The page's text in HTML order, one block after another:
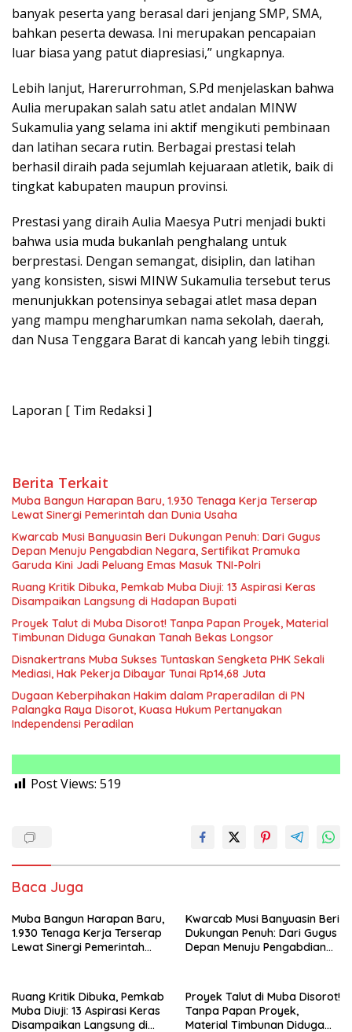
banyak peserta yang berasal dari jenjang SMP, SMA,
bahkan peserta dewasa. Ini merupakan pencapaian
luar biasa yang patut diapresiasi,” ungkapnya.
Lebih lanjut, Harerurrohman, S.Pd menjelaskan bahwa
Aulia merupakan salah satu atlet andalan MINW
Sukamulia yang selama ini aktif mengikuti pembinaan
dan latihan secara rutin. Berbagai prestasi telah
berhasil diraih pada sejumlah kejuaraan atletik, baik di
tingkat kabupaten maupun provinsi.
Prestasi yang diraih Aulia Maesya Putri menjadi bukti
bahwa usia muda bukanlah penghalang untuk
berprestasi. Dengan semangat, disiplin, dan latihan
yang konsisten, siswi MINW Sukamulia tersebut terus
menunjukkan potensinya sebagai atlet masa depan
yang mampu mengharumkan nama sekolah, daerah,
dan Nusa Tenggara Barat di kancah yang lebih tinggi.
Laporan [ Tim Redaksi ]
Berita Terkait
Muba Bangun Harapan Baru, 1.930 Tenaga Kerja Terserap
Lewat Sinergi Pemerintah dan Dunia Usaha
Kwarcab Musi Banyuasin Beri Dukungan Penuh: Dari Gugus
Depan Menuju Pengabdian Negara, Sertifikat Pramuka
Garuda Kini Jadi Peluang Emas Masuk TNI-Polri
Ruang Kritik Dibuka, Pemkab Muba Diuji: 13 Aspirasi Keras
Disampaikan Langsung di Hadapan Bupati
Proyek Talut di Muba Disorot! Tanpa Papan Proyek, Material
Timbunan Diduga Gunakan Tanah Bekas Longsor
Disnakertrans Muba Sukses Tuntaskan Sengketa PHK Sekali
Mediasi, Hak Pekerja Dibayar Tunai Rp14,68 Juta
Dugaan Keberpihakan Hakim dalam Praperadilan di PN
Palangka Raya Disorot, Kuasa Hukum Pertanyakan
Independensi Peradilan
Post Views: 519
Baca Juga
Muba Bangun Harapan Baru,
1.930 Tenaga Kerja Terserap
Lewat Sinergi Pemerintah
Kwarcab Musi Banyuasin Beri
Dukungan Penuh: Dari Gugus
Depan Menuju Pengabdian
Emas Masuk TNI-Polri
Ruang Kritik Dibuka, Pemkab
Muba Diuji: 13 Aspirasi Keras
Disampaikan Langsung di
Proyek Talut di Muba Disorot!
Tanpa Papan Proyek,
Material Timbunan Diduga